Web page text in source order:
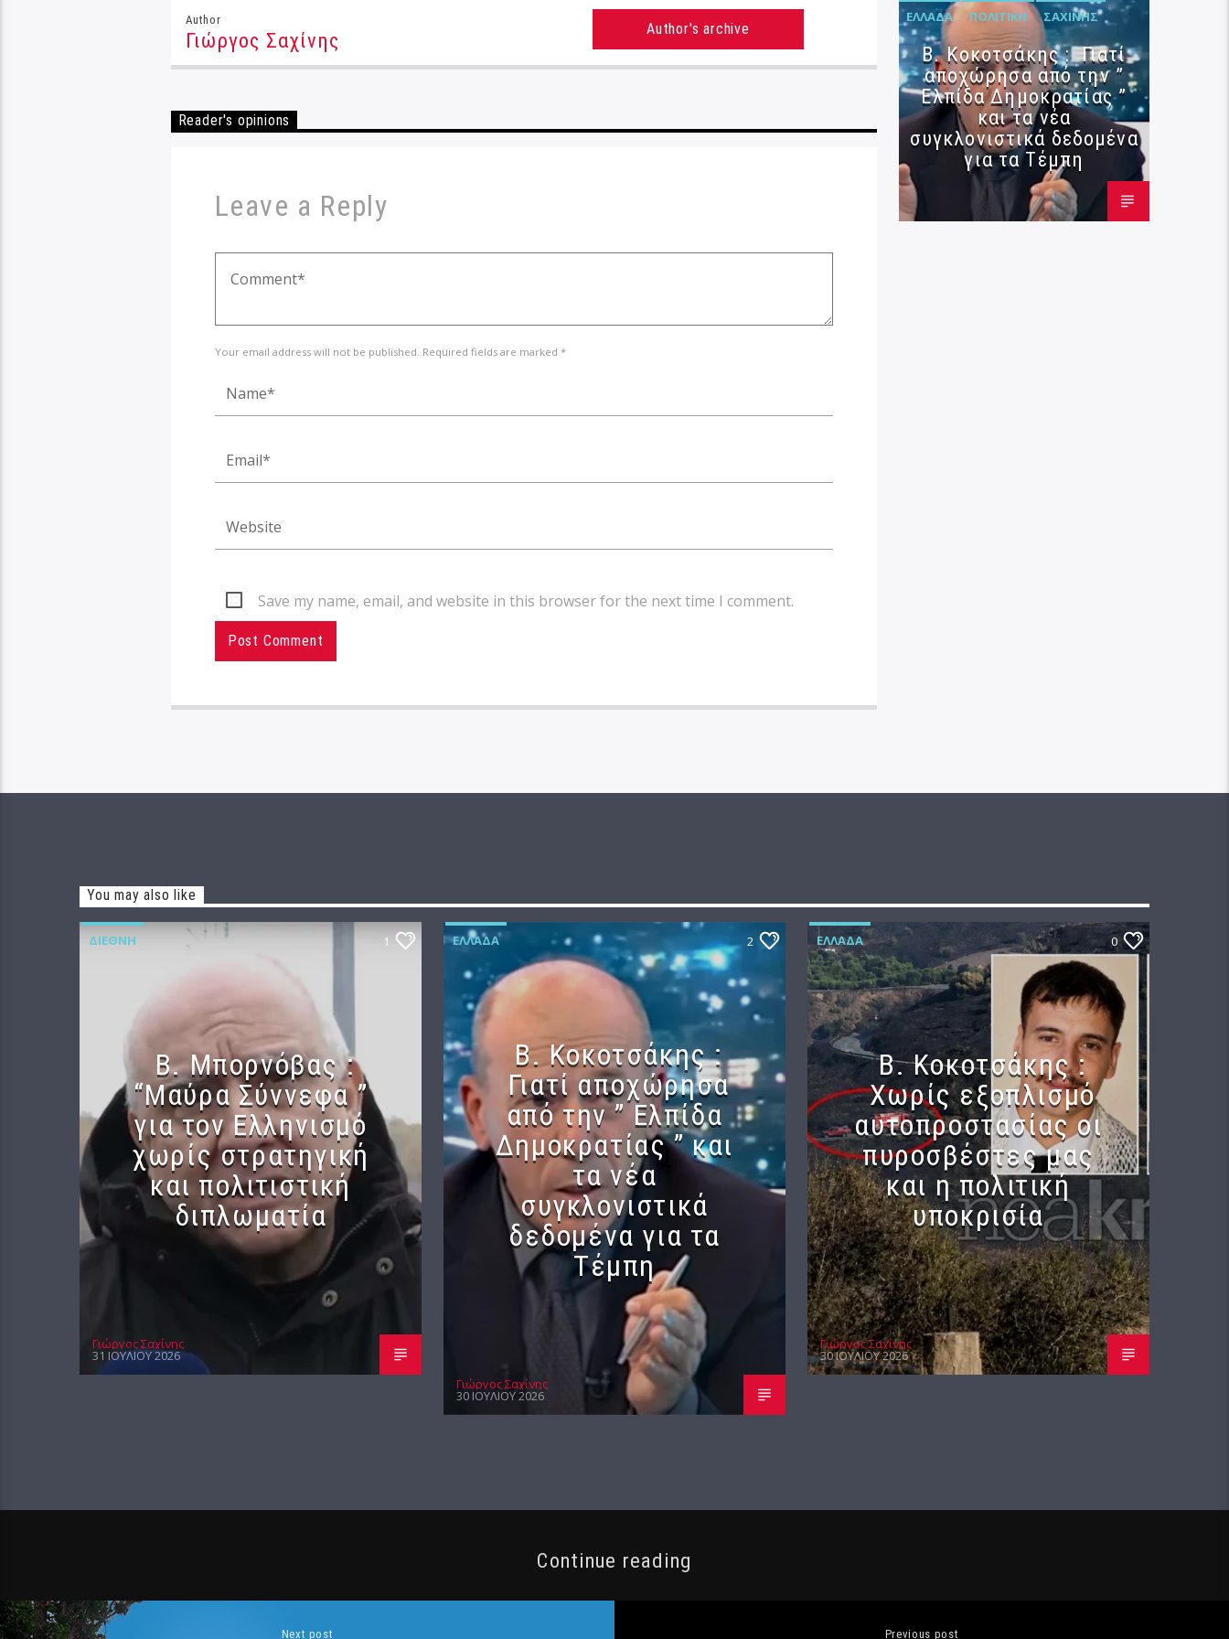
Author
Γιώργος Σαχίνης Author's archive
Reader's opinions
Leave a Reply
Your email address will not be published. Required fields are marked *
Save my name, email, and website in this browser for the next time I comment.
ΕΛΛΆΔΑ ΠΟΛΙΤΙΚΉ ΣΑΧΊΝΗΣ
Β. Κοκοτσάκης : Γιατί
αποχώρησα από την ”
Ελπίδα Δημοκρατίας ”
και τα νέα
συγκλονιστικά δεδομένα
για τα Τέμπη
You may also like
ΔΙΕΘΝΉ 1
B. Μπορνόβας :
“Μαύρα Σύννεφα ”
για τον Ελληνισμό
χωρίς στρατηγική
και πολιτιστική
διπλωματία
Γιώργος Σαχίνης
31 ΙΟΥΛΊΟΥ 2026
ΕΛΛΆΔΑ 2
Β. Κοκοτσάκης :
Γιατί αποχώρησα
από την ” Ελπίδα
Δημοκρατίας ” και
τα νέα
συγκλονιστικά
δεδομένα για τα
Τέμπη
Γιώργος Σαχίνης
30 ΙΟΥΛΊΟΥ 2026
ΕΛΛΆΔΑ 0
Β. Κοκοτσάκης :
Χωρίς εξοπλισμό
αυτοπροστασίας οι
πυροσβέστες μας
και η πολιτική
υποκρισία
Γιώργος Σαχίνης
30 ΙΟΥΛΊΟΥ 2026
Continue reading
Next post Previous post